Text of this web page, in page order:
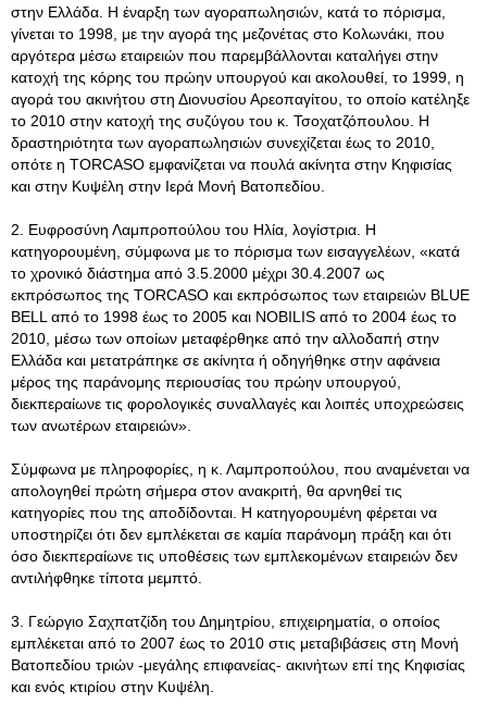
στην Ελλάδα. Η έναρξη των αγοραπωλησιών, κατά το πόρισμα,
γίνεται το 1998, με την αγορά της μεζονέτας στο Κολωνάκι, που
αργότερα μέσω εταιρειών που παρεμβάλλονται καταλήγει στην
κατοχή της κόρης του πρώην υπουργού και ακολουθεί, το 1999, η
αγορά του ακινήτου στη Διονυσίου Αρεοπαγίτου, το οποίο κατέληξε
το 2010 στην κατοχή της συζύγου του κ. Τσοχατζόπουλου. Η
δραστηριότητα των αγοραπωλησιών συνεχίζεται έως το 2010,
οπότε η TORCASO εμφανίζεται να πουλά ακίνητα στην Κηφισίας
και στην Κυψέλη στην Ιερά Μονή Βατοπεδίου.
2. Ευφροσύνη Λαμπροπούλου του Ηλία, λογίστρια. Η
κατηγορουμένη, σύμφωνα με το πόρισμα των εισαγγελέων, «κατά
το χρονικό διάστημα από 3.5.2000 μέχρι 30.4.2007 ως
εκπρόσωπος της TORCASO και εκπρόσωπος των εταιρειών BLUE
BELL από το 1998 έως το 2005 και NOBILIS από το 2004 έως το
2010, μέσω των οποίων μεταφέρθηκε από την αλλοδαπή στην
Ελλάδα και μετατράπηκε σε ακίνητα ή οδηγήθηκε στην αφάνεια
μέρος της παράνομης περιουσίας του πρώην υπουργού,
διεκπεραίωνε τις φορολογικές συναλλαγές και λοιπές υποχρεώσεις
των ανωτέρων εταιρειών».
Σύμφωνα με πληροφορίες, η κ. Λαμπροπούλου, που αναμένεται να
απολογηθεί πρώτη σήμερα στον ανακριτή, θα αρνηθεί τις
κατηγορίες που της αποδίδονται. Η κατηγορουμένη φέρεται να
υποστηρίζει ότι δεν εμπλέκεται σε καμία παράνομη πράξη και ότι
όσο διεκπεραίωνε τις υποθέσεις των εμπλεκομένων εταιρειών δεν
αντιλήφθηκε τίποτα μεμπτό.
3. Γεώργιο Σαχπατζίδη του Δημητρίου, επιχειρηματία, ο οποίος
εμπλέκεται από το 2007 έως το 2010 στις μεταβιβάσεις στη Μονή
Βατοπεδίου τριών -μεγάλης επιφανείας- ακινήτων επί της Κηφισίας
και ενός κτιρίου στην Κυψέλη.